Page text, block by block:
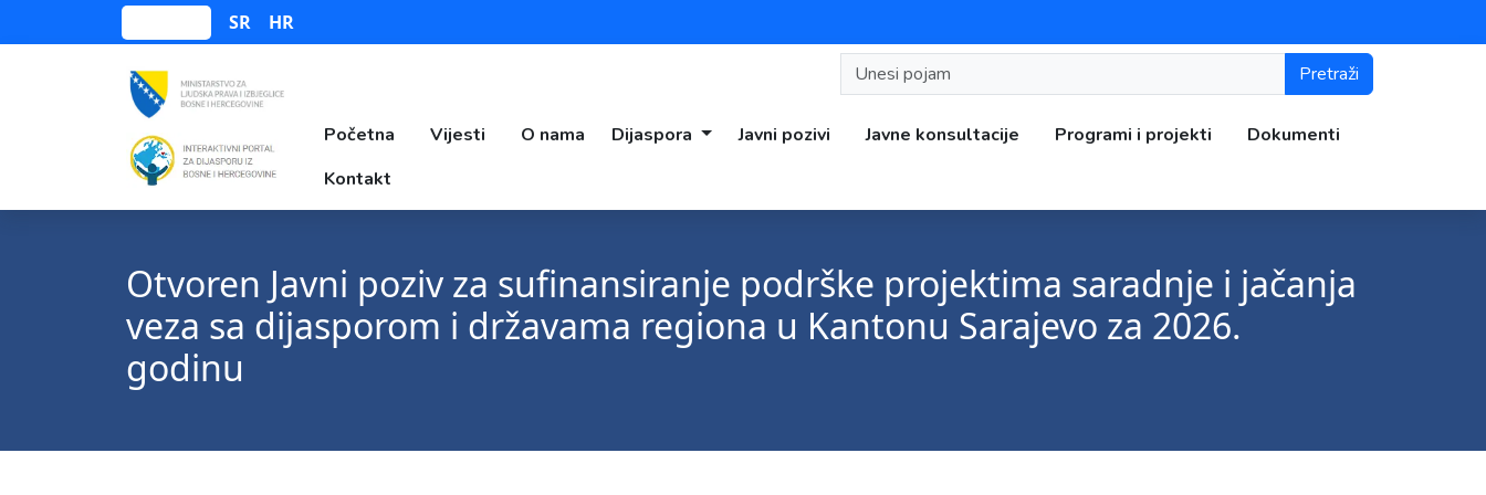
SR HR
Pretraži
Početna Vijesti O nama Dijaspora Javni pozivi Javne konsultacije Programi i projekti
Dokumenti
Kontakt
Otvoren Javni poziv za sufinansiranje podrške projektima saradnje i jačanja
veza sa dijasporom i državama regiona u Kantonu Sarajevo za 2026.
godinu